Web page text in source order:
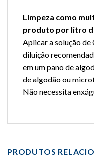
Limpeza como
produto por litro
Aplicar a solução de
diluição
em um pano de
de algodão ou
Não necessita
PRODUTOS